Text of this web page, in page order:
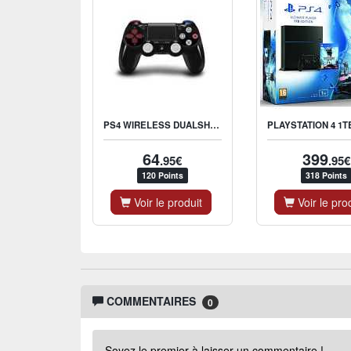
PS4 WIRELESS DUALSHOCK CONTROLLER STAR WARS
64.95€
120 Points
Voir le produit
399.95€
318 Points
Voir le
COMMENTAIRES 0